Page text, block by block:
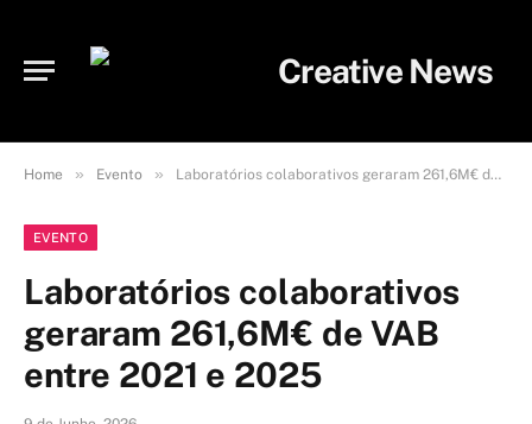
Home » Evento » Laboratórios colaborativos geraram 261,6M€ de VAB entre 2021 e 2025
EVENTO
Laboratórios colaborativos
geraram 261,6M€ de VAB
entre 2021 e 2025